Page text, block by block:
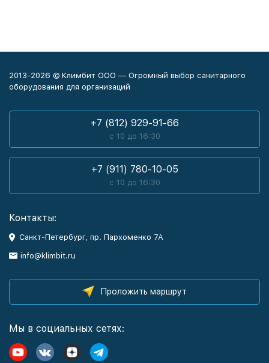
2013-2026 © Климбит ООО — Огромный выбор санитарного
оборудования для организаций
+7 (812) 929-91-66
с 10 до 16:30
+7 (911) 780-10-05
с 10 до 16:30
Контакты:
Санкт-Петербург, пр. Пархоменко 7А
info@klimbit.ru
Проложить маршрут
Мы в социальных сетях: